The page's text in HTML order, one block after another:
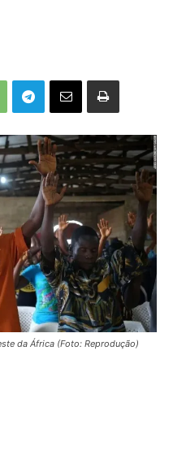
da África (Foto: Reprodução)